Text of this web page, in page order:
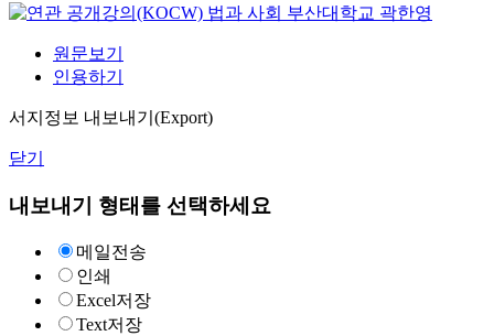
법과 사회 부산대학교 곽한영
원문보기
인용하기
서지정보 내보내기(Export)
닫기
내보내기 형태를 선택하세요
메일전송
인쇄
Excel저장
Text저장